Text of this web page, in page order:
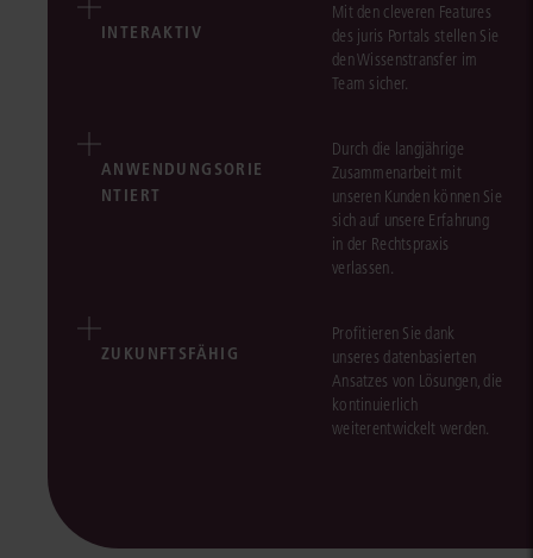
INTERAKTIV
Mit den cleveren Features
des juris Portals stellen Sie
den Wissenstransfer im
Team sicher.
ANWENDUNGSORIE
NTIERT
Durch die langjährige
Zusammenarbeit mit
unseren Kunden können Sie
sich auf unsere Erfahrung
in der Rechtspraxis
verlassen.
ZUKUNFTSFÄHIG
Profitieren Sie dank
unseres datenbasierten
Ansatzes von Lösungen, die
kontinuierlich
weiterentwickelt werden.